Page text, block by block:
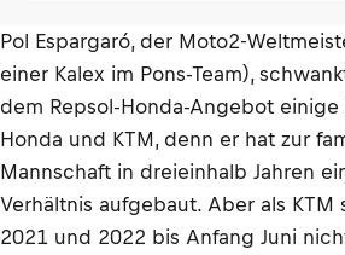
Pol Espargaró, der Moto2-
einer Kalex im Pons-Team),
dem Repsol-Honda-Angebot
Honda und KTM, denn er hat zur
Mannschaft in dreieinhalb Jahren
Verhältnis aufgebaut. Aber als KTM
2021 und 2022 bis Anfang Juni